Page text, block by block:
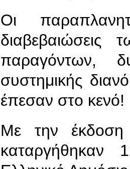
Οι
διαβεβαιώσεις
παραγόντων,
συστημικής
έπεσαν στο κενό!
Με την
καταργήθηκαν